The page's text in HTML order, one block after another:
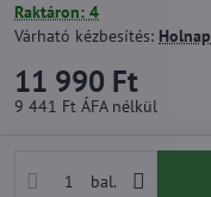
Raktáron: 4
Várható kézbesítés: Holnap
11 990 Ft
9 441 Ft ÁFA nélkül
bal.